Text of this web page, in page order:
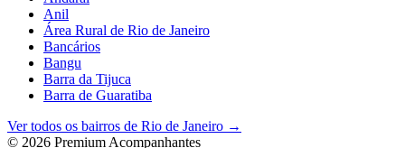
Anil
Área Rural de Rio de Janeiro
Bancários
Bangu
Barra da Tijuca
Barra de Guaratiba
Ver todos os bairros de Rio de Janeiro →
© 2026 Premium Acompanhantes